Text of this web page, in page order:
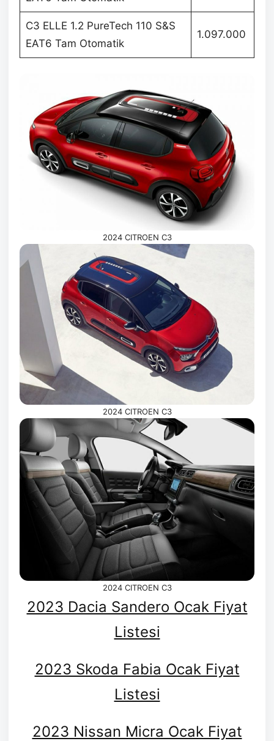
C3 ELLE 1.2 PureTech 110 S&S
EAT6 Tam Otomatik
1.097.000
2024 CITROEN C3
2024 CITROEN C3
2024 CITROEN C3
2023 Dacia Sandero Ocak Fiyat
Listesi
2023 Skoda Fabia Ocak Fiyat
Listesi
2023 Nissan Micra Ocak Fiyat